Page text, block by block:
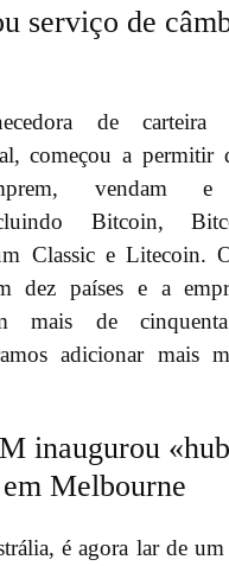
serviço de
de carteira
começou a permitir
vendam e
Bitcoin,
Classic e Litecoin.
dez países e a
mais de
adicionar mais
inaugurou
Melbourne
é agora lar de um